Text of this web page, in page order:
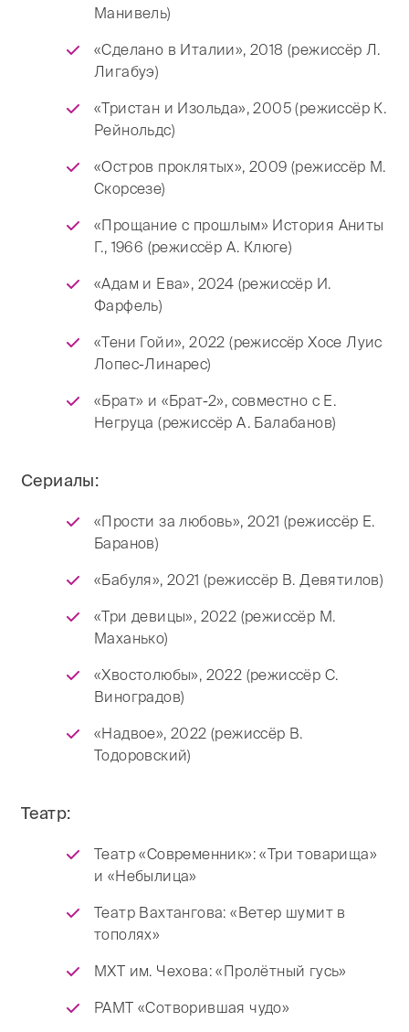
Манивель)
«Сделано в Италии», 2018 (режиссёр Л.
Лигабуэ)
«Тристан и Изольда», 2005 (режиссёр К.
Рейнольдс)
«Остров проклятых», 2009 (режиссёр М.
Скорсезе)
«Прощание с прошлым» История Аниты
Г., 1966 (режиссёр А. Клюге)
«Адам и Ева», 2024 (режиссёр И.
Фарфель)
«Тени Гойи», 2022 (режиссёр Хосе Луис
Лопес-Линарес)
«Брат» и «Брат-2», совместно с Е.
Негруца (режиссёр А. Балабанов)
Сериалы:
«Прости за любовь», 2021 (режиссёр Е.
Баранов)
«Бабуля», 2021 (режиссёр В. Девятилов)
«Три девицы», 2022 (режиссёр М.
Маханько)
«Хвостолюбы», 2022 (режиссёр С.
Виноградов)
«Надвое», 2022 (режиссёр В.
Тодоровский)
Театр:
Театр «Современник»: «Три товарища»
и «Небылица»
Театр Вахтангова: «Ветер шумит в
тополях»
МХТ им. Чехова: «Пролётный гусь»
РАМТ «Сотворившая чудо»